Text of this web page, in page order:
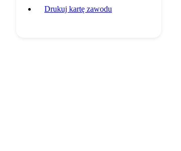
Drukuj kartę zawodu